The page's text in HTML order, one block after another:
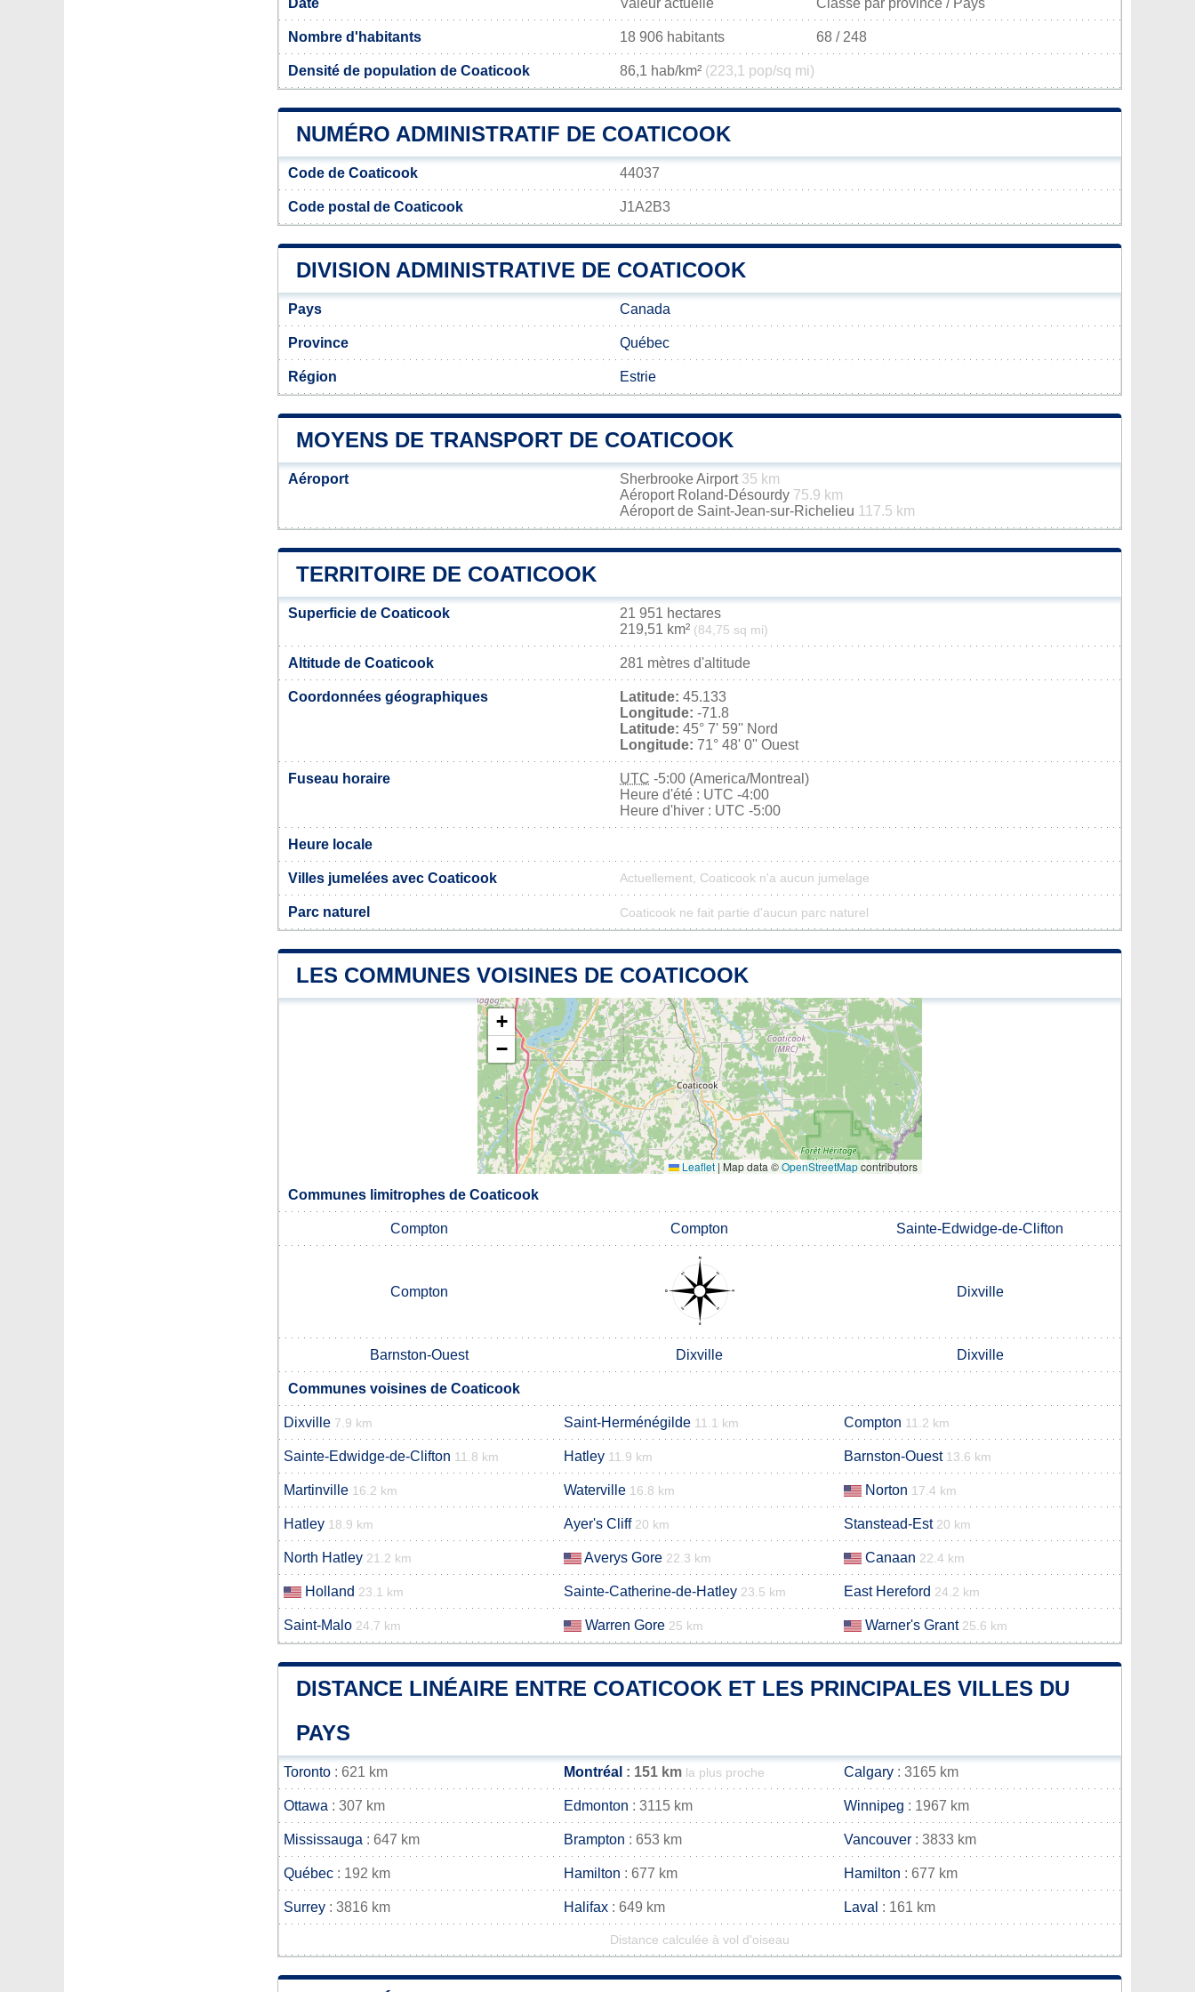
Date Valeur actuelle Classé par province / Pays
Nombre d'habitants 18 906 habitants 68 / 248
Densité de population de Coaticook 86,1 hab/km² (223,1 pop/sq mi)
NUMÉRO ADMINISTRATIF DE COATICOOK
Code de Coaticook 44037
Code postal de Coaticook J1A2B3
DIVISION ADMINISTRATIVE DE COATICOOK
Pays Canada
Province Québec
Région Estrie
MOYENS DE TRANSPORT DE COATICOOK
Aéroport Sherbrooke Airport 35 km
Aéroport Roland-Désourdy 75.9 km
Aéroport de Saint-Jean-sur-Richelieu 117.5 km
TERRITOIRE DE COATICOOK
Superficie de Coaticook
21 951 hectares
219,51 km² (84,75 sq mi)
Altitude de Coaticook 281 mètres d'altitude
Coordonnées géographiques Latitude: 45.133
Longitude: -71.8
Latitude: 45° 7' 59'' Nord
Longitude: 71° 48' 0'' Ouest
Fuseau horaire UTC -5:00 (America/Montreal)
Heure d'été : UTC -4:00
Heure d'hiver : UTC -5:00
Heure locale
Villes jumelées avec Coaticook Actuellement, Coaticook n'a aucun jumelage
Parc naturel Coaticook ne fait partie d'aucun parc naturel
LES COMMUNES VOISINES DE COATICOOK
+
−
Leaflet | Map data ©OpenStreetMapcontributors
Communes limitrophes de Coaticook
Compton Compton Sainte-Edwidge-de-Clifton
Compton Dixville
Barnston-Ouest Dixville Dixville
Communes voisines de Coaticook
Dixville 7.9 km Saint-Herménégilde 11.1 km Compton 11.2 km
Sainte-Edwidge-de-Clifton 11.8 km Hatley 11.9 km Barnston-Ouest 13.6 km
Martinville 16.2 km Waterville 16.8 km Norton 17.4 km
Hatley 18.9 km Ayer's Cliff 20 km Stanstead-Est 20 km
North Hatley 21.2 km Averys Gore 22.3 km Canaan 22.4 km
Holland 23.1 km Sainte-Catherine-de-Hatley 23.5 km East Hereford 24.2 km
Saint-Malo 24.7 km Warren Gore 25 km Warner's Grant 25.6 km
DISTANCE LINÉAIRE ENTRE COATICOOK ET LES PRINCIPALES VILLES DU
PAYS
Toronto : 621 km Montréal : 151 km la plus proche Calgary : 3165 km
Ottawa : 307 km Edmonton : 3115 km Winnipeg : 1967 km
Mississauga : 647 km Brampton : 653 km Vancouver : 3833 km
Québec : 192 km Hamilton : 677 km Hamilton : 677 km
Surrey : 3816 km Halifax : 649 km Laval : 161 km
Distance calculée à vol d'oiseau